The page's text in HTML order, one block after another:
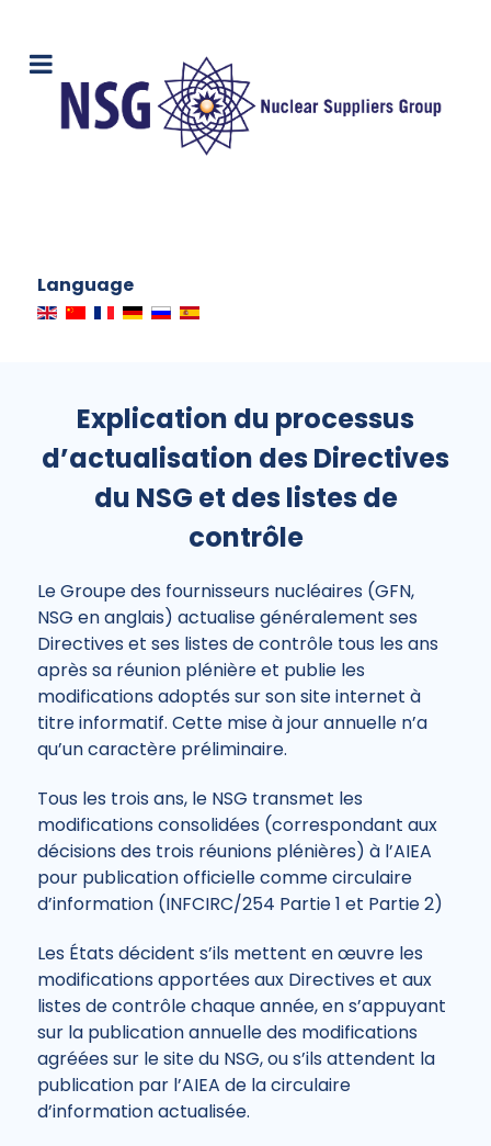
Language
Explication du processus
d’actualisation des Directives
du NSG et des listes de
contrôle
Le Groupe des fournisseurs nucléaires (GFN,
NSG en anglais) actualise généralement ses
Directives et ses listes de contrôle tous les ans
après sa réunion plénière et publie les
modifications adoptés sur son site internet à
titre informatif. Cette mise à jour annuelle n’a
qu’un caractère préliminaire.
Tous les trois ans, le NSG transmet les
modifications consolidées (correspondant aux
décisions des trois réunions plénières) à l’AIEA
pour publication officielle comme circulaire
d’information (INFCIRC/254 Partie 1 et Partie 2)
Les États décident s’ils mettent en œuvre les
modifications apportées aux Directives et aux
listes de contrôle chaque année, en s’appuyant
sur la publication annuelle des modifications
agréées sur le site du NSG, ou s’ils attendent la
publication par l’AIEA de la circulaire
d’information actualisée.